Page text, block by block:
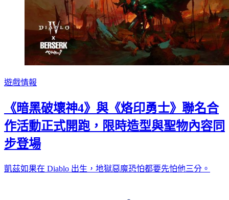
遊戲情報
《暗黑破壞神4》與《烙印勇士》聯名合
作活動正式開跑，限時造型與聖物內容同
步登場
凱茲如果在 Diablo 出生，地獄惡魔恐怕都要先怕他三分。